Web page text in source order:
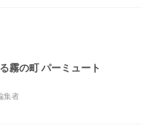
霧の町 パーミュート
集者